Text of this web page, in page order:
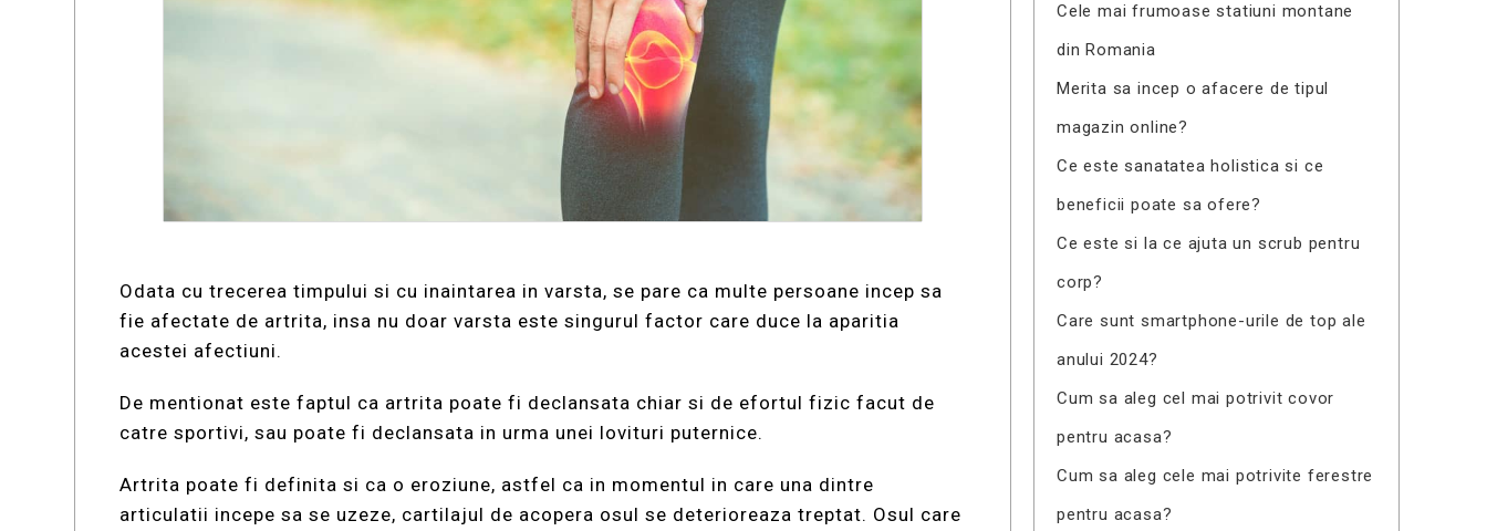
Odata cu trecerea timpului si cu inaintarea in varsta, se pare ca multe persoane incep sa
fie afectate de artrita, insa nu doar varsta este singurul factor care duce la aparitia
acestei afectiuni.
De mentionat este faptul ca artrita poate fi declansata chiar si de efortul fizic facut de
catre sportivi, sau poate fi declansata in urma unei lovituri puternice.
Artrita poate fi definita si ca o eroziune, astfel ca in momentul in care una dintre
articulatii incepe sa se uzeze, cartilajul de acopera osul se deterioreaza treptat. Osul care
Cele mai frumoase statiuni montane
din Romania
Merita sa incep o afacere de tipul
magazin online?
Ce este sanatatea holistica si ce
beneficii poate sa ofere?
Ce este si la ce ajuta un scrub pentru
corp?
Care sunt smartphone-urile de top ale
anului 2024?
Cum sa aleg cel mai potrivit covor
pentru acasa?
Cum sa aleg cele mai potrivite ferestre
pentru acasa?